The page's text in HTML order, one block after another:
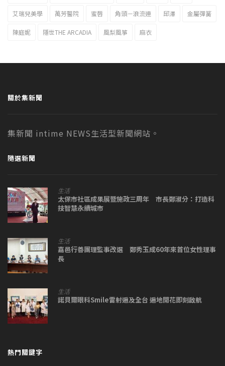
艾瑞兒美學 萬芳醫院 蜜唇 角頭－浪流連 邱澤 金屬彈簧
陳庭妮 隱世THE ARCADIA 風梨風箏 麻衣
關於集新聞
集新聞 intime NEWS生活型新聞網站。
隨選新聞
生活
太保市社區成果展暨施政三周年 市長鄭淑分：打造科
技智慧永續城市
生活
嘉邑行善團理監事改選 鄭秀玉成60年來首位女性理事
長
生活
諾貝爾眼科Smile雷射遍及全台 遍地開花即刻啟航
熱門關鍵字